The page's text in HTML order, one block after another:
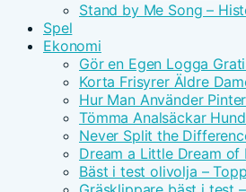
Stand by Me Song –
Spel
Ekonomi
Gör en Egen Logga
Korta Frisyrer Äldre
Hur Man Använder
Tömma Analsäckar
Never Split the
Dream a Little Dream
Bäst i test olivolja –